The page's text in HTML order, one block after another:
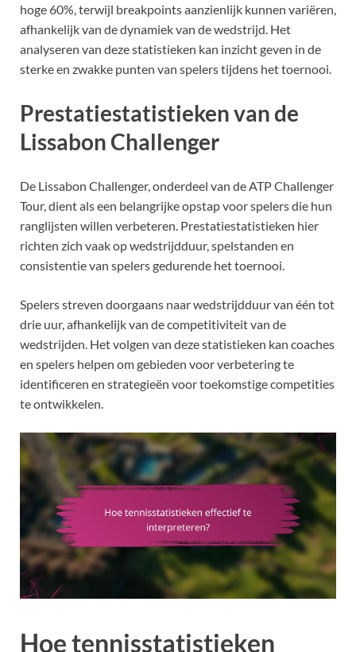
hoge 60%, terwijl breakpoints aanzienlijk kunnen variëren,
afhankelijk van de dynamiek van de wedstrijd. Het
analyseren van deze statistieken kan inzicht geven in de
sterke en zwakke punten van spelers tijdens het toernooi.
Prestatiestatistieken van de
Lissabon Challenger
De Lissabon Challenger, onderdeel van de ATP Challenger
Tour, dient als een belangrijke opstap voor spelers die hun
ranglijsten willen verbeteren. Prestatiestatistieken hier
richten zich vaak op wedstrijdduur, spelstanden en
consistentie van spelers gedurende het toernooi.
Spelers streven doorgaans naar wedstrijdduur van één tot
drie uur, afhankelijk van de competitiviteit van de
wedstrijden. Het volgen van deze statistieken kan coaches
en spelers helpen om gebieden voor verbetering te
identificeren en strategieën voor toekomstige competities
te ontwikkelen.
Hoe tennisstatistieken